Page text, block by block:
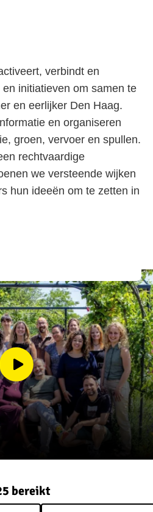
verbindt en
initiatieven om samen te
en eerlijker Den Haag.
en organiseren
groen, vervoer en spullen.
rechtvaardige
we versteende wijken
hun ideeën om te zetten in
bereikt